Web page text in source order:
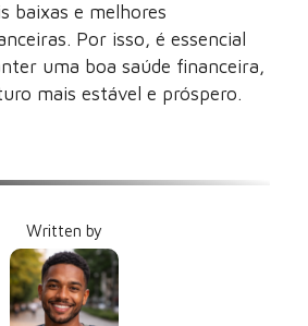
baixas e melhores
Por isso, é essencial
uma boa saúde financeira,
mais estável e próspero.
Written by